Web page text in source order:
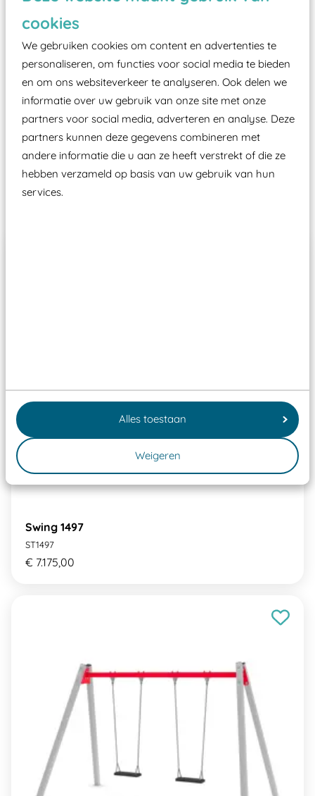
cookies
We gebruiken cookies om content en advertenties te
personaliseren, om functies voor social media te bieden
en om ons websiteverkeer te analyseren. Ook delen we
informatie over uw gebruik van onze site met onze
partners voor social media, adverteren en analyse. Deze
partners kunnen deze gegevens combineren met
andere informatie die u aan ze heeft verstrekt of die ze
hebben verzameld op basis van uw gebruik van hun
services.
Alles toestaan
Weigeren
Elk speeltoestel in de openbare ruimte voorzien
moet zijn van een typekeuring, -plaatje en
certificering, uitgegeven door een Nederlands
aangewezen keuringsinstantie?
Wij ook speeltoestellen kunnen laten keuren zodat
ze toch binnen het Warenwetbesluit Attractie- en
Speeltoestellen vallen?
Past er goed bij
Swing 1497
ST1497
€ 7.175,00